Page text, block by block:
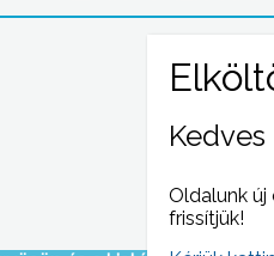
Oldalunk
frissítjük!